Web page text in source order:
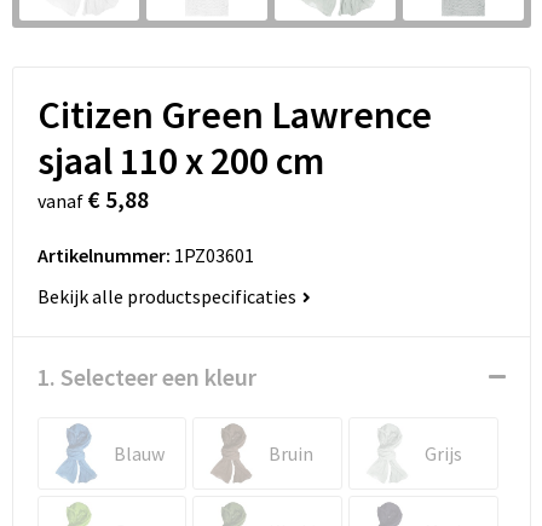
Citizen Green Lawrence
sjaal 110 x 200 cm
vanaf € 5,88
Artikelnummer: 1PZ03601
Bekijk alle productspecificaties
1. Selecteer een kleur
Blauw Bruin Grijs